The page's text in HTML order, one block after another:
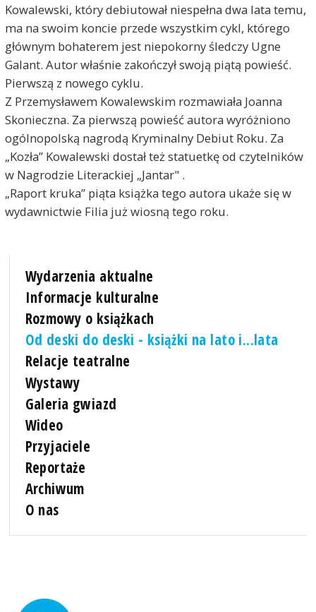
Kowalewski, który debiutował niespełna dwa lata temu,
ma na swoim koncie przede wszystkim cykl, którego
głównym bohaterem jest niepokorny śledczy Ugne
Galant. Autor właśnie zakończył swoją piątą powieść.
Pierwszą z nowego cyklu.
Z Przemysławem Kowalewskim rozmawiała Joanna
Skonieczna. Za pierwszą powieść autora wyróżniono
ogólnopolską nagrodą Kryminalny Debiut Roku. Za
„Kozła” Kowalewski dostał też statuetkę od czytelników
w Nagrodzie Literackiej „Jantar" .
„Raport kruka” piąta książka tego autora ukaże się w
wydawnictwie Filia już wiosną tego roku.
Wydarzenia aktualne
Informacje kulturalne
Rozmowy o książkach
Od deski do deski - książki na lato i...lata
Relacje teatralne
Wystawy
Galeria gwiazd
Wideo
Przyjaciele
Reportaże
Archiwum
O nas